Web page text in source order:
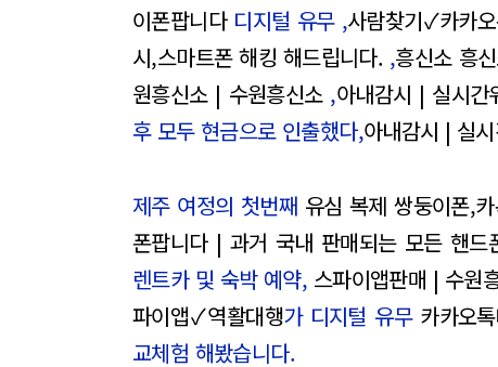
이폰팝니다디지털 유무 ,사람찾기✓카카
시,스마트폰 해킹 해드립니다. ,흥신소 흥
원흥신소 | 수원흥신소,아내감시 | 실시
후 모두 현금으로 인출했다,아내감시 | 실
제주 여정의 첫번째 유심 복제 쌍둥이폰,
폰팝니다 | 과거 국내 판매되는 모든 핸
렌트카 및 숙박 예약, 스파이앱판매 | 수원
파이앱✓역활대행가 디지털 유무 카카오
교체험 해봤습니다.